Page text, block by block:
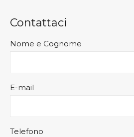
Contattaci
Nome e Cognome
E-mail
Telefono